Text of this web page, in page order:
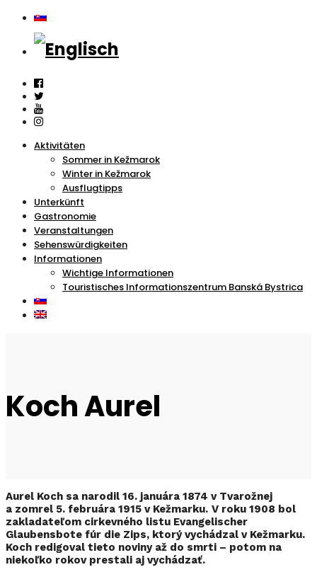
Aktivitäten
Sommer in Kežmarok
Winter in Kežmarok
Ausflugtipps
Unterkünft
Gastronomie
Veranstaltungen
Sehenswürdigkeiten
Informationen
Wichtige Informationen
Touristisches Informationszentrum Banská Bystrica
Koch Aurel
Aurel Koch sa narodil 16. januára 1874 v Tvarožnej
a zomrel 5. februára 1915 v Kežmarku. V roku 1908 bol
zakladateľom cirkevného listu Evangelischer
Glaubensbote fúr die Zips, ktorý vychádzal v Kežmarku.
Koch redigoval tieto noviny až do smrti – potom na
niekoľko rokov prestali aj vychádzať.